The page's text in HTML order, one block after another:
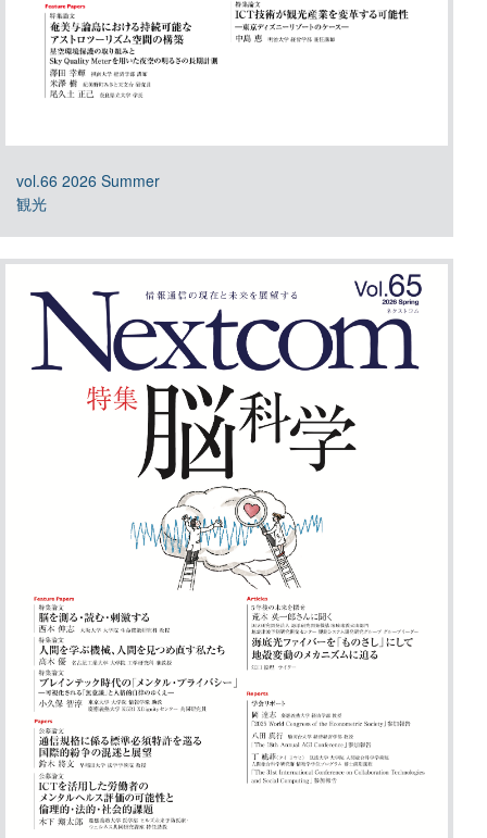
vol.66 2026 Summer
観光